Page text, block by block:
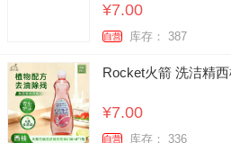
¥7.00
自营 库存： 387
Rocket火箭 洗洁精
¥7.00
自营 库存： 336